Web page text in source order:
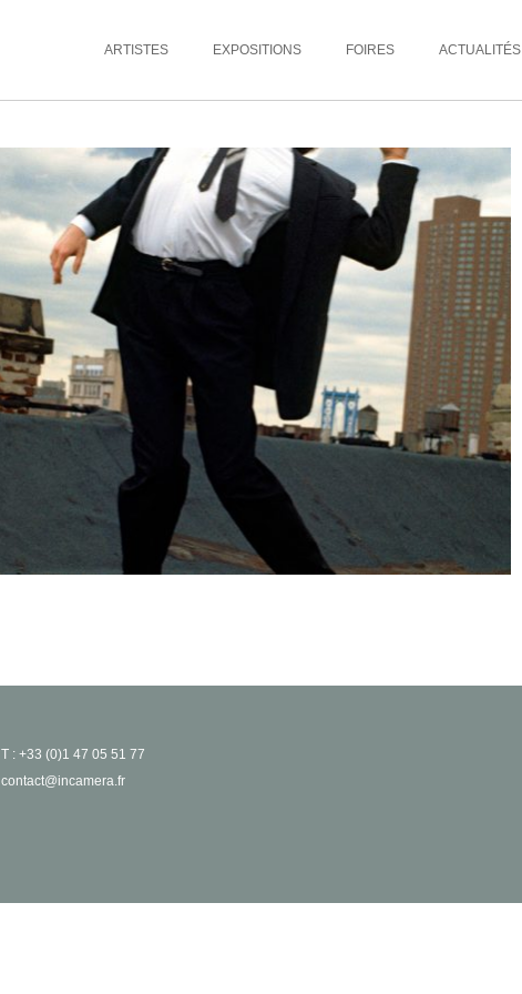
ARTISTES EXPOSITIONS FOIRES ACTUALITÉS
T : +33 (0)1 47 05 51 77
contact@incamera.fr